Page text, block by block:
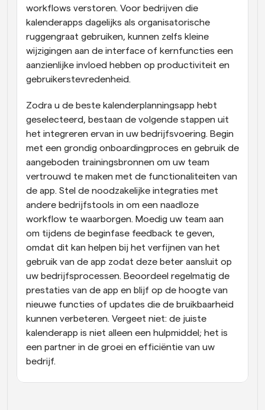
workflows verstoren. Voor bedrijven die
kalenderapps dagelijks als organisatorische
ruggengraat gebruiken, kunnen zelfs kleine
wijzigingen aan de interface of kernfuncties een
aanzienlijke invloed hebben op productiviteit en
gebruikerstevredenheid.
Zodra u de beste kalenderplanningsapp hebt
geselecteerd, bestaan de volgende stappen uit
het integreren ervan in uw bedrijfsvoering. Begin
met een grondig onboardingproces en gebruik de
aangeboden trainingsbronnen om uw team
vertrouwd te maken met de functionaliteiten van
de app. Stel de noodzakelijke integraties met
andere bedrijfstools in om een naadloze
workflow te waarborgen. Moedig uw team aan
om tijdens de beginfase feedback te geven,
omdat dit kan helpen bij het verfijnen van het
gebruik van de app zodat deze beter aansluit op
uw bedrijfsprocessen. Beoordeel regelmatig de
prestaties van de app en blijf op de hoogte van
nieuwe functies of updates die de bruikbaarheid
kunnen verbeteren. Vergeet niet: de juiste
kalenderapp is niet alleen een hulpmiddel; het is
een partner in de groei en efficiëntie van uw
bedrijf.